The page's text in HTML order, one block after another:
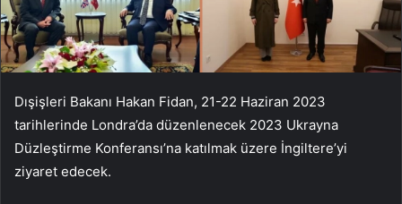
Dışişleri Bakanı Hakan Fidan, 21-22 Haziran 2023
tarihlerinde Londra’da düzenlenecek 2023 Ukrayna
Düzleştirme Konferansı’na katılmak üzere İngiltere’yi
ziyaret edecek.